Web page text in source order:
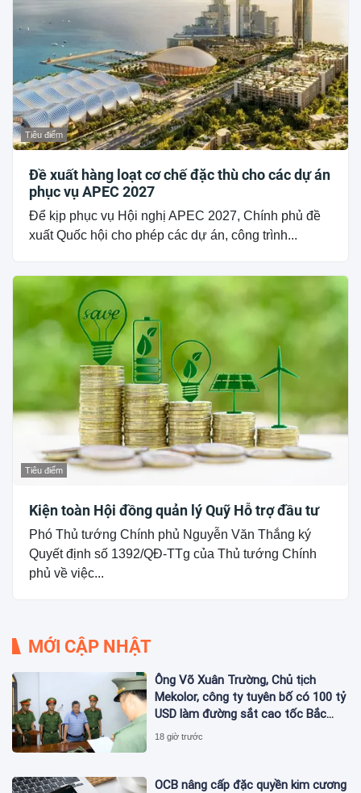
Tiêu điểm
Đề xuất hàng loạt cơ chế đặc thù cho các dự án
phục vụ APEC 2027
Để kịp phục vụ Hội nghị APEC 2027, Chính phủ đề
xuất Quốc hội cho phép các dự án, công trình...
Tiêu điểm
Kiện toàn Hội đồng quản lý Quỹ Hỗ trợ đầu tư
Phó Thủ tướng Chính phủ Nguyễn Văn Thắng ký
Quyết định số 1392/QĐ-TTg của Thủ tướng Chính
phủ về việc...
MỚI CẬP NHẬT
Ông Võ Xuân Trường, Chủ tịch
Mekolor, công ty tuyên bố có 100 tỷ
USD làm đường sắt cao tốc Bắc
Nam bị bắt
18 giờ trước
OCB nâng cấp đặc quyền kim cương